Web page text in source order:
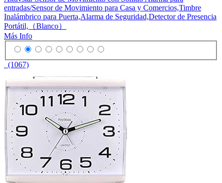
entradas/Sensor de Movimiento para Casa y Comercios,Timbre
Inalámbrico para Puerta,Alarma de Seguridad,Detector de Presencia
Portátil,（Blanco）
Más Info
(1067)